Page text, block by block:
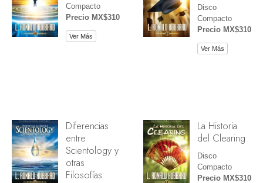
Compacto
Precio MX$310
Ver Más
Disco
Compacto
Precio MX$310
Ver Más
Diferencias
entre
Scientology y
otras
Filosofías
La Historia
del Clearing
Disco
Compacto
Precio MX$310